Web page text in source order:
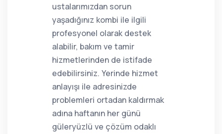
ustalarımızdan sorun
yaşadığınız kombi ile ilgili
profesyonel olarak destek
alabilir, bakım ve tamir
hizmetlerinden de istifade
edebilirsiniz. Yerinde hizmet
anlayışı ile adresinizde
problemleri ortadan kaldırmak
adına haftanın her günü
güleryüzlü ve çözüm odaklı